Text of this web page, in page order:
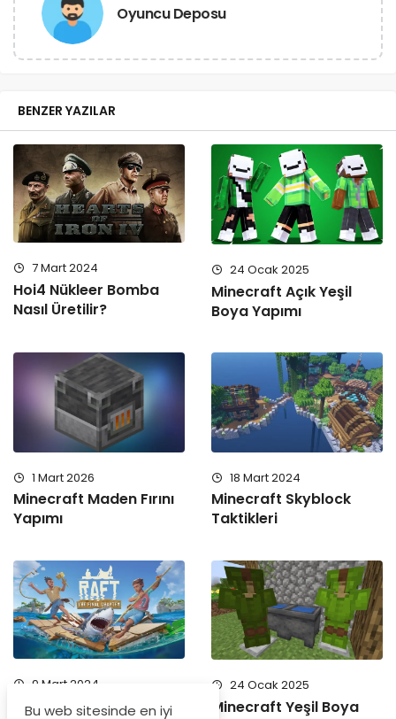
Oyuncu Deposu
BENZER YAZILAR
7 Mart 2024
Hoi4 Nükleer Bomba
Nasıl Üretilir?
24 Ocak 2025
Minecraft Açık Yeşil
Boya Yapımı
1 Mart 2026
Minecraft Maden Fırını
Yapımı
18 Mart 2024
Minecraft Skyblock
Taktikleri
9 Mart 2024
Raft Hikayesi
24 Ocak 2025
Minecraft Yeşil Boya
Bu web sitesinde en iyi